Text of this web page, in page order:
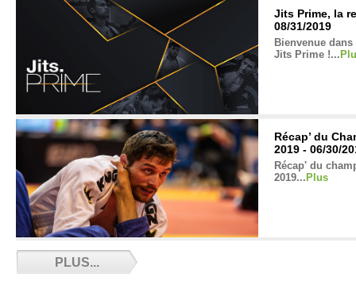
Jits Prime, la
08/31/2019
Bienvenue
Jits Prime !...
Récap’ du
2019 - 06/30/
Récap' du
2019... Plus
PLUS...